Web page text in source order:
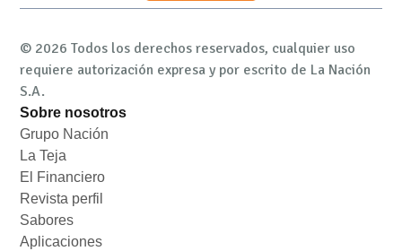
© 2026 Todos los derechos reservados, cualquier uso
requiere autorización expresa y por escrito de La Nación
S.A.
Sobre nosotros
Grupo Nación
La Teja
El Financiero
Revista perfil
Sabores
Aplicaciones